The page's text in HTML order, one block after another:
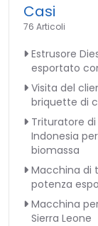
Casi
76 Articoli
Estrusore
esportato
Visita del
briquette di
Trituratore
Indonesia
biomassa
Macchina di
potenza
Macchina
Sierra Leone